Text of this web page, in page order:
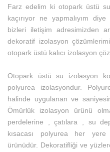
Farz edelim ki otopark üstü
kaçırıyor ne yapmalıyım
bizleri iletişim adresimizden
dekoratif izolasyon
otopark üstü kalıcı izolasyon
Otopark üstü su izolasyon
polyurea izolasyondur.
halinde uygulanan ve
Ömürlük izolasyon ürünü
perdelerine , çatılara , su
kısacası polyurea her yere
ürünüdür. Dekoratifliği ve